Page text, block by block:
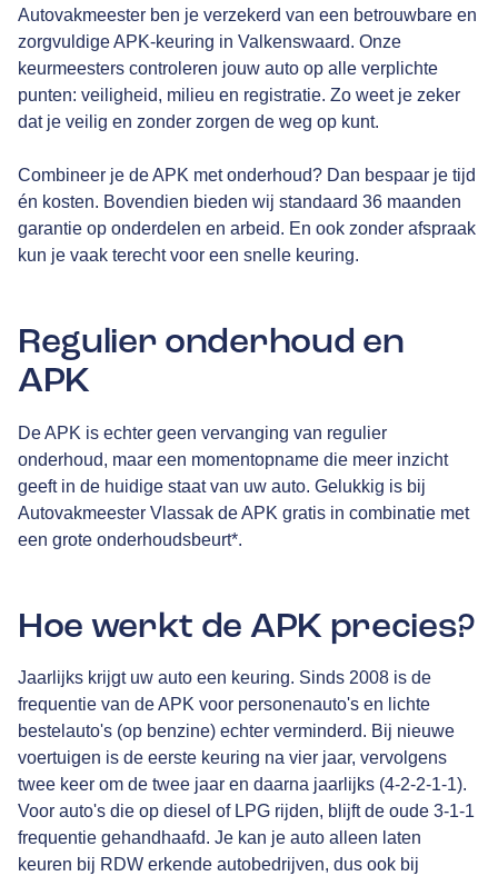
Autovakmeester ben je verzekerd van een betrouwbare en
zorgvuldige APK-keuring in Valkenswaard. Onze
keurmeesters controleren jouw auto op alle verplichte
punten: veiligheid, milieu en registratie. Zo weet je zeker
dat je veilig en zonder zorgen de weg op kunt.
Combineer je de APK met onderhoud? Dan bespaar je tijd
én kosten. Bovendien bieden wij standaard 36 maanden
garantie op onderdelen en arbeid. En ook zonder afspraak
kun je vaak terecht voor een snelle keuring.
Regulier onderhoud en
APK
De APK is echter geen vervanging van regulier
onderhoud, maar een momentopname die meer inzicht
geeft in de huidige staat van uw auto. Gelukkig is bij
Autovakmeester Vlassak de APK gratis in combinatie met
een grote onderhoudsbeurt*.
Hoe werkt de APK precies?
Jaarlijks krijgt uw auto een keuring. Sinds 2008 is de
frequentie van de APK voor personenauto's en lichte
bestelauto's (op benzine) echter verminderd. Bij nieuwe
voertuigen is de eerste keuring na vier jaar, vervolgens
twee keer om de twee jaar en daarna jaarlijks (4-2-2-1-1).
Voor auto's die op diesel of LPG rijden, blijft de oude 3-1-1
frequentie gehandhaafd. Je kan je auto alleen laten
keuren bij RDW erkende autobedrijven, dus ook bij